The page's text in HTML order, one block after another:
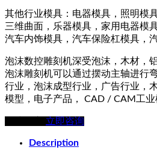
其他行业模具：电器模具，照明模
三维曲面，乐器模具，家用电器模
汽车内饰模具，汽车保险杠模具，
泡沫数控雕刻机深受泡沫，木材，
泡沫雕刻机可以通过摆动主轴进行
行业，泡沫成型行业，广告行业，
模型，电子产品， CAD / CAM工业
立即咨询
Description